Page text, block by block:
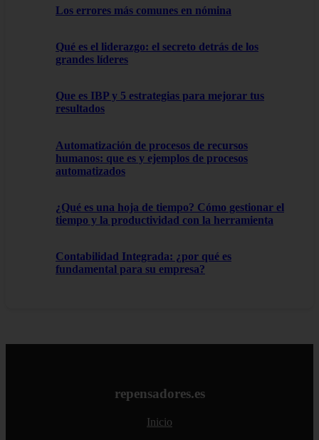
Los errores más comunes en nómina
Qué es el liderazgo: el secreto detrás de los
grandes líderes
Que es IBP y 5 estrategias para mejorar tus
resultados
Automatización de procesos de recursos
humanos: que es y ejemplos de procesos
automatizados
¿Qué es una hoja de tiempo? Cómo gestionar el
tiempo y la productividad con la herramienta
Contabilidad Integrada: ¿por qué es
fundamental para su empresa?
repensadores.es
Inicio